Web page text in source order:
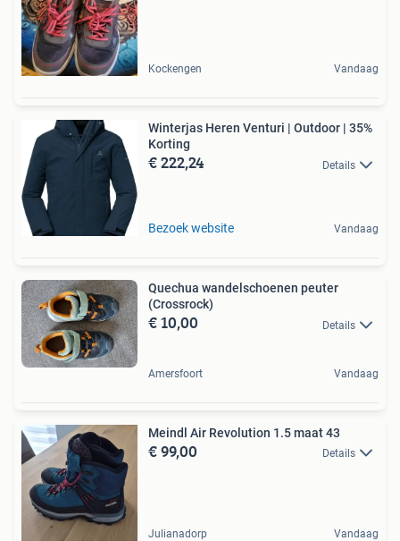
Kockengen Vandaag
Winterjas Heren Venturi | Outdoor | 35%
Korting
€ 222,24 Details
Bezoek website Vandaag
Quechua wandelschoenen peuter
(Crossrock)
€ 10,00 Details
Amersfoort Vandaag
Meindl Air Revolution 1.5 maat 43
€ 99,00 Details
Julianadorp Vandaag